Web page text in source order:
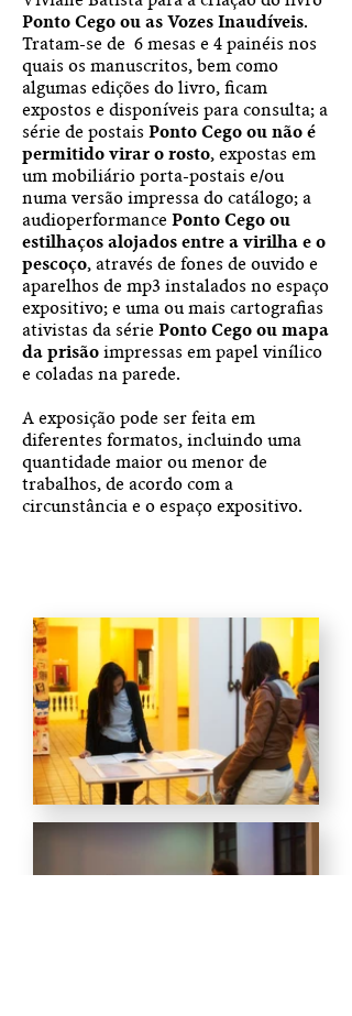
Ponto Cego ou as Vozes Inaudíveis.
Tratam-se de 6 mesas e 4 painéis nos
quais os manuscritos, bem como
algumas edições do livro, ficam
expostos e disponíveis para consulta; a
série de postais Ponto Cego ou não é
permitido virar o rosto, expostas em
um mobiliário porta-postais e/ou
numa versão impressa do catálogo; a
audioperformance Ponto Cego ou
estilhaços alojados entre a virilha e o
pescoço, através de fones de ouvido e
aparelhos de mp3 instalados no espaço
expositivo; e uma ou mais cartografias
ativistas da série Ponto Cego ou mapa
da prisão impressas em papel vinílico
e coladas na parede.
A exposição pode ser feita em
diferentes formatos, incluindo uma
quantidade maior ou menor de
trabalhos, de acordo com a
circunstância e o espaço expositivo.